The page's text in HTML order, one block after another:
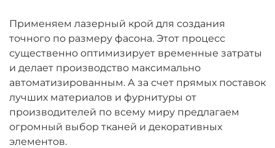
Применяем лазерный крой для создания
точного по размеру фасона. Этот процесс
существенно оптимизирует временные затраты
и делает производство максимально
автоматизированным. А за счет прямых поставок
лучших материалов и фурнитуры от
производителей по всему миру предлагаем
огромный выбор тканей и декоративных
элементов.